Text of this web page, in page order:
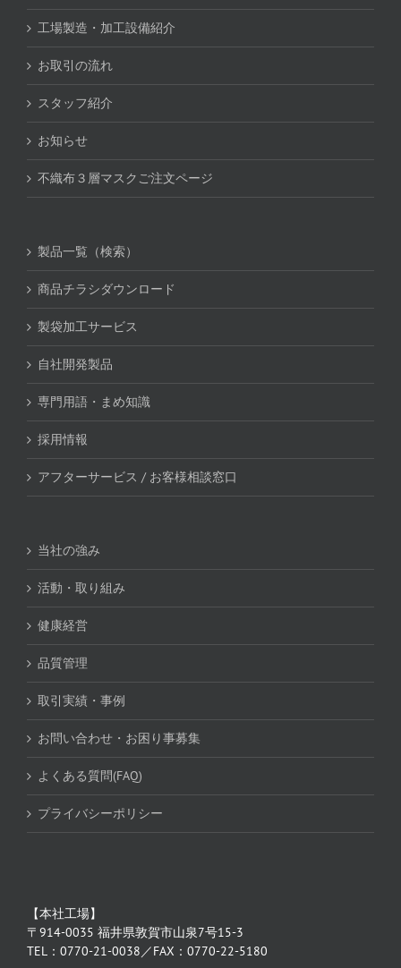
工場製造・加工設備紹介
お取引の流れ
スタッフ紹介
お知らせ
不織布３層マスクご注文ページ
製品一覧（検索）
商品チラシダウンロード
製袋加工サービス
自社開発製品
専門用語・まめ知識
採用情報
アフターサービス / お客様相談窓口
当社の強み
活動・取り組み
健康経営
品質管理
取引実績・事例
お問い合わせ・お困り事募集
よくある質問(FAQ)
プライバシーポリシー
【本社工場】
〒914-0035 福井県敦賀市山泉7号15-3
TEL：0770-21-0038／FAX：0770-22-5180